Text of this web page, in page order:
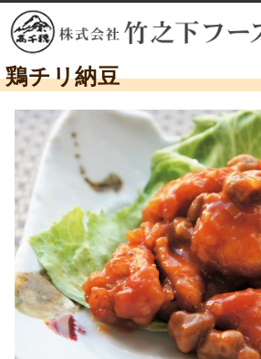
鶏チリ納豆